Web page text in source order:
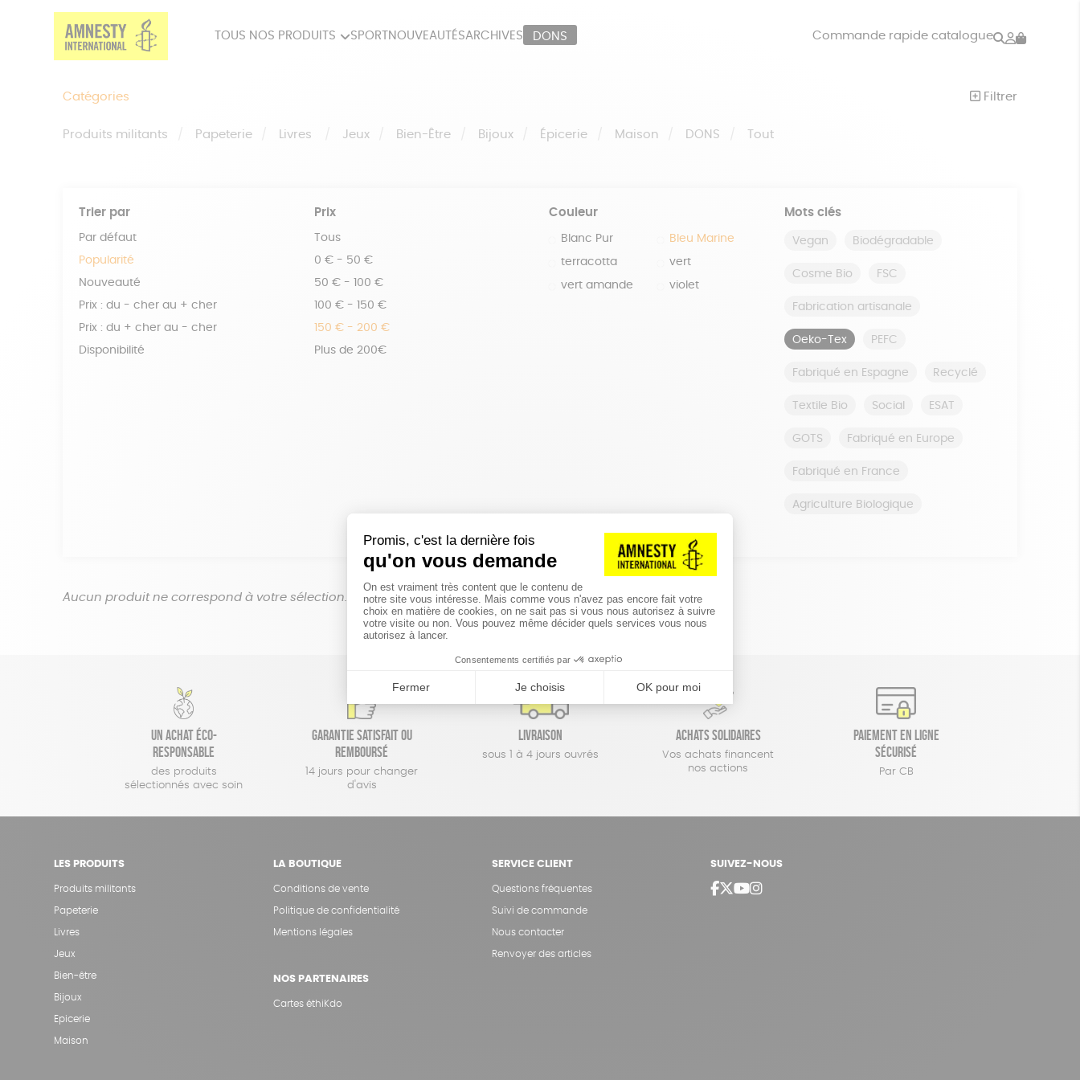
TOUS NOS PRODUITS SPORT NOUVEAUTÉSARCHIVES DONS Commande rapide catalogue Rechercher
Mon
Catégories Filtrer
Produits militants Papeterie Livres Jeux Bien-Être Bijoux Épicerie Maison DONS Tout
Trier par
Par défaut
Popularité
Nouveauté
Prix : du - cher au + cher
Prix : du + cher au - cher
Disponibilité
Prix
Tous
0 € - 50 €
50 € - 100 €
100 € - 150 €
150 € - 200 €
Plus de 200€
Couleur
Blanc Pur Bleu Marine
terracotta vert
vert amande violet
Mots clés
Vegan Biodégradable
Cosme Bio FSC
Fabrication artisanale
Oeko-Tex PEFC
Fabriqué en Espagne Recyclé
Textile Bio Social ESAT
GOTS Fabriqué en Europe
Fabriqué en France
Agriculture Biologique
Aucun produit ne correspond à votre sélection.
Un achat éco-
responsable
des produits
sélectionnés avec soin
Garantie satisfait ou
remboursé
14 jours pour changer
d'avis
Livraison
sous 1 à 4 jours ouvrés
Achats solidaires
Vos achats financent
nos actions
Paiement en ligne
sécurisé
Par CB
LES PRODUITS
Produits militants
Papeterie
Livres
Jeux
Bien-être
Bijoux
Epicerie
Maison
LA BOUTIQUE
Conditions de vente
Politique de confidentialité
Mentions légales
NOS PARTENAIRES
Cartes éthiKdo
SERVICE CLIENT
Questions fréquentes
Suivi de commande
Nous contacter
Renvoyer des articles
SUIVEZ-NOUS